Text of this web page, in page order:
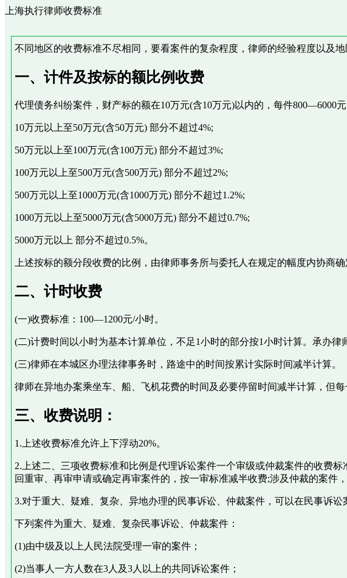
上海执行律师收费标准
不同地区的收费标准不尽相同，要看案件的复杂程度，律师的经验程度以及
一、计件及按标的额比例收费
代理债务纠纷案件，财产标的额在10万元(含10万元)以内的，每件800—6000
10万元以上至50万元(含50万元) 部分不超过4%;
50万元以上至100万元(含100万元) 部分不超过3%;
100万元以上至500万元(含500万元) 部分不超过2%;
500万元以上至1000万元(含1000万元) 部分不超过1.2%;
1000万元以上至5000万元(含5000万元) 部分不超过0.7%;
5000万元以上 部分不超过0.5%。
上述按标的额分段收费的比例，由律师事务所与委托人在规定的幅度内协商确
二、计时收费
(一)收费标准：100—1200元/小时。
(二)计费时间以小时为基本计算单位，不足1小时的部分按1小时计算。承办
(三)律师在本城区办理法律事务时，路途中的时间按累计实际时间减半计算。
律师在异地办案乘坐车、船、飞机花费的时间及必要停留时间减半计算，但每
三、收费说明：
1.上述收费标准允许上下浮动20%。
2.上述二、三项收费标准和比例是代理诉讼案件一个审级或仲裁案件的收费
回重审、再审申请或确定再审案件的，按一审标准减半收费;涉及仲裁的案
3.对于重大、疑难、复杂、异地办理的民事诉讼、仲裁案件，可以在民事诉讼
下列案件为重大、疑难、复杂民事诉讼、仲裁案件：
(1)由中级及以上人民法院受理一审的案件；
(2)当事人一方人数在3人及3人以上的共同诉讼案件；